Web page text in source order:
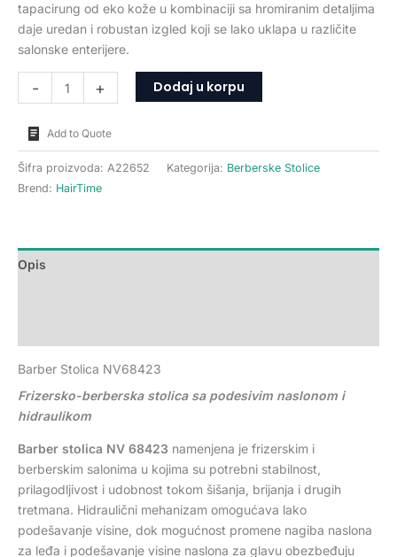
tapacirung od eko kože u kombinaciji sa hromiranim detaljima
daje uredan i robustan izgled koji se lako uklapa u različite
salonske enterijere.
- + Dodaj u korpu
Add to Quote
Šifra proizvoda: A22652 Kategorija: Berberske Stolice
Brend: HairTime
Opis
Barber Stolica NV68423
Frizersko-berberska stolica sa podesivim naslonom i
hidraulikom
Barber stolica NV 68423 namenjena je frizerskim i
berberskim salonima u kojima su potrebni stabilnost,
prilagodljivost i udobnost tokom šišanja, brijanja i drugih
tretmana. Hidraulični mehanizam omogućava lako
podešavanje visine, dok mogućnost promene nagiba naslona
za leđa i podešavanje visine naslona za glavu obezbeđuju